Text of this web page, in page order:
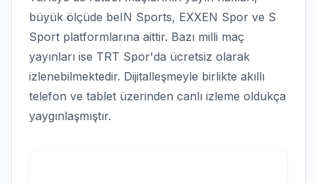
büyük ölçüde beIN Sports, EXXEN Spor ve S
Sport platformlarına aittir. Bazı milli maç
yayınları ise TRT Spor'da ücretsiz olarak
izlenebilmektedir. Dijitalleşmeyle birlikte akıllı
telefon ve tablet üzerinden canlı izleme oldukça
yaygınlaşmıştır.